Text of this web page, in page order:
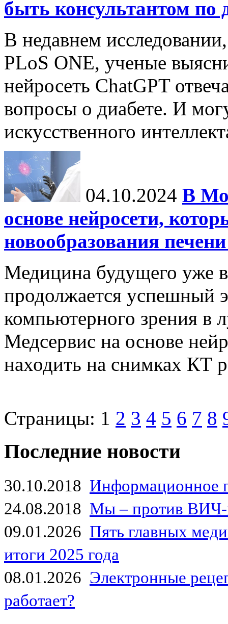
быть консультантом по
В недавнем
PLoS ONE, ученые
нейросеть ChatGPT
вопросы о диабете. И
искусственного
04.10.2024 В
основе нейросети,
новообразования
Медицина будущего уже
продолжается успешный
компьютерного зрения в
Медсервис на основе
находить на снимках КТ
Страницы: 1 2 3 4 5 6 7 8
Последние новости
30.10.2018 Информационное
24.08.2018 Мы – против
09.01.2026 Пять главных
итоги 2025 года
08.01.2026 Электронные
работает?